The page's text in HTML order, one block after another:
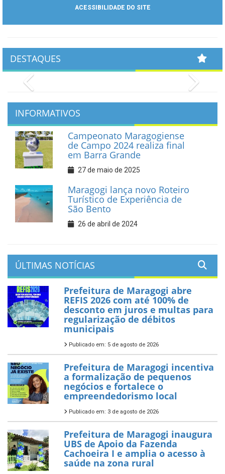
ACESSIBILIDADE DO SITE
DESTAQUES
INFORMATIVOS
Campeonato Maragogiense
de Campo 2024 realiza final
em Barra Grande
27 de maio de 2025
Maragogi lança novo Roteiro
Turístico de Experiência de
São Bento
26 de abril de 2024
ÚLTIMAS NOTÍCIAS
Prefeitura de Maragogi abre
REFIS 2026 com até 100% de
desconto em juros e multas para
regularização de débitos
municipais
Publicado em: 5 de agosto de 2026
Prefeitura de Maragogi incentiva
a formalização de pequenos
negócios e fortalece o
empreendedorismo local
Publicado em: 3 de agosto de 2026
Prefeitura de Maragogi inaugura
UBS de Apoio da Fazenda
Cachoeira I e amplia o acesso à
saúde na zona rural